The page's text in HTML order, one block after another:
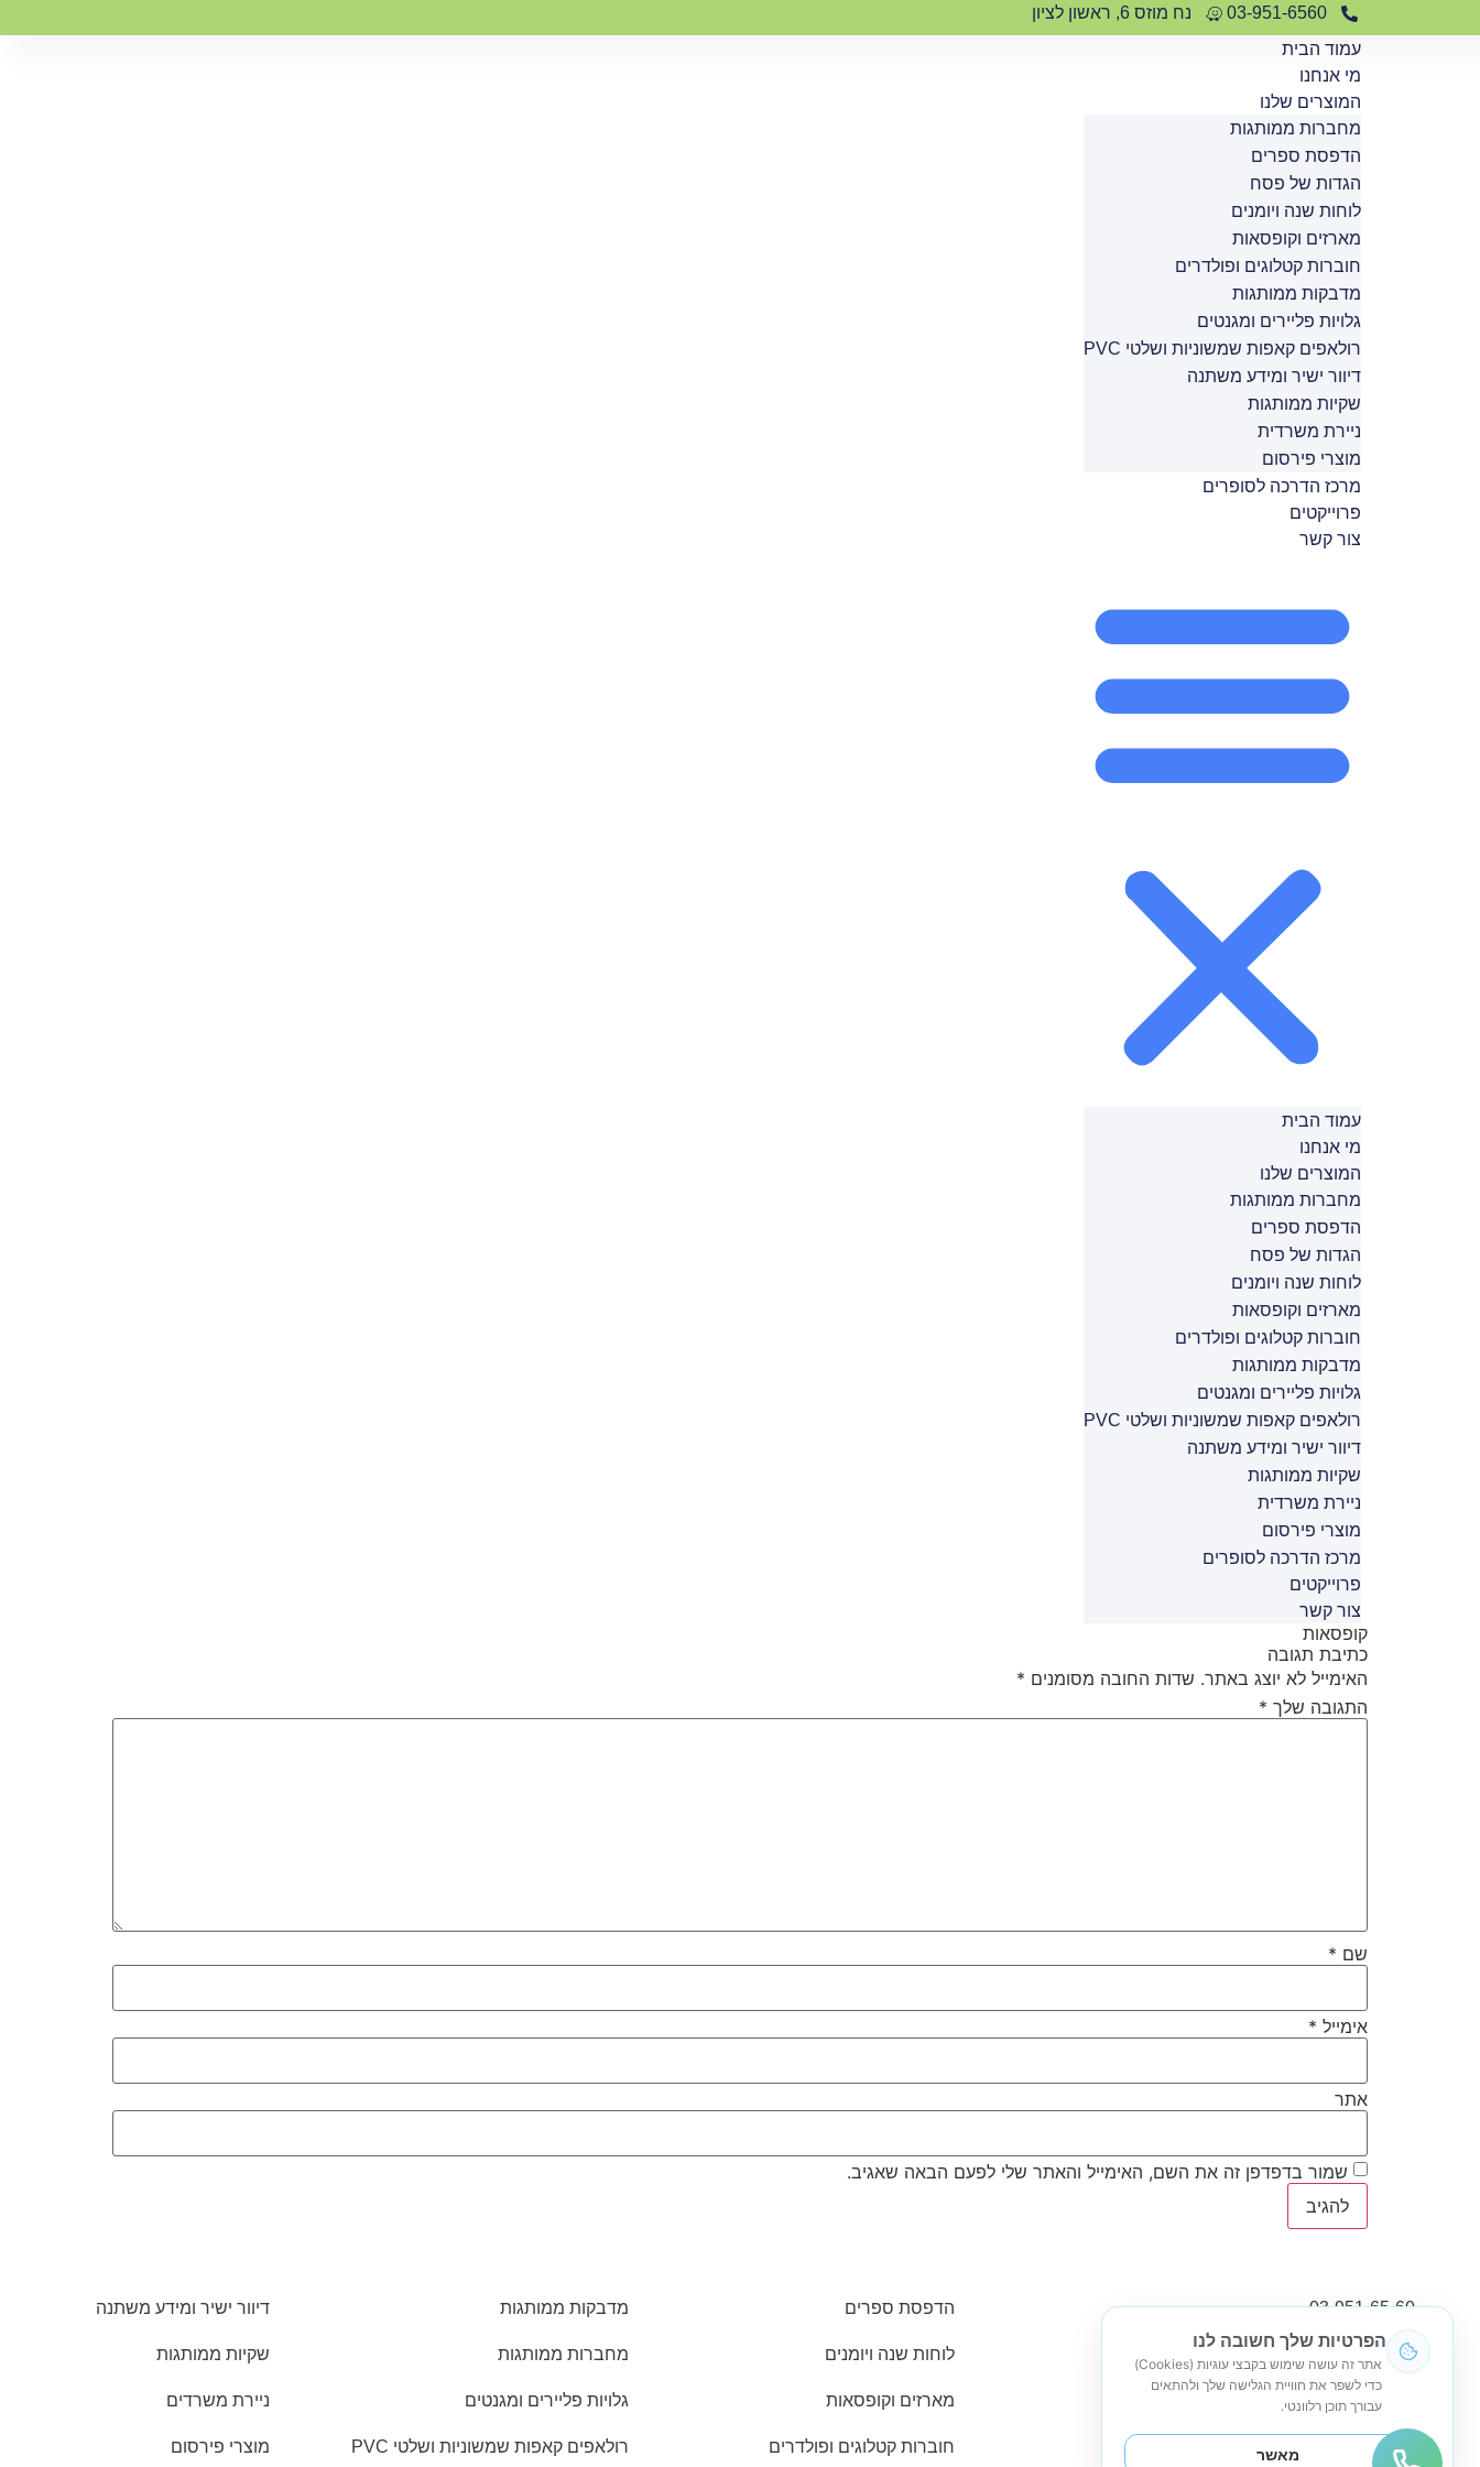
03-951-6560
נח מוזס 6, ראשון לציון
עמוד הבית
מי אנחנו
המוצרים שלנו
מחברות ממותגות
הדפסת ספרים
הגדות של פסח
לוחות שנה ויומנים
מארזים וקופסאות
חוברות קטלוגים ופולדרים
מדבקות ממותגות
גלויות פליירים ומגנטים
רולאפים קאפות שמשוניות ושלטי PVC
דיוור ישיר ומידע משתנה
שקיות ממותגות
ניירת משרדית
מוצרי פירסום
מרכז הדרכה לסופרים
פרוייקטים
צור קשר
עמוד הבית
מי אנחנו
המוצרים שלנו
מחברות ממותגות
הדפסת ספרים
הגדות של פסח
לוחות שנה ויומנים
מארזים וקופסאות
חוברות קטלוגים ופולדרים
מדבקות ממותגות
גלויות פליירים ומגנטים
רולאפים קאפות שמשוניות ושלטי PVC
דיוור ישיר ומידע משתנה
שקיות ממותגות
ניירת משרדית
מוצרי פירסום
מרכז הדרכה לסופרים
פרוייקטים
צור קשר
קופסאות
כתיבת תגובה
האימייל לא יוצג באתר. שדות החובה מסומנים *
התגובה שלך *
שם *
אימייל *
אתר
שמור בדפדפן זה את השם, האימייל והאתר שלי לפעם הבאה שאגיב.
03-951-65-60
info@grafili.co.il
א'-ה': 08:00-17:00
הדפסת ספרים
לוחות שנה ויומנים
מארזים וקופסאות
חוברות קטלוגים ופולדרים
מדבקות ממותגות
מחברות ממותגות
גלויות פליירים ומגנטים
רולאפים קאפות שמשוניות ושלטי PVC
דיוור ישיר ומידע משתנה
שקיות ממותגות
ניירת משרדים
מוצרי פירסום
הפרטיות שלך חשובה לנו
אתר זה עושה שימוש בקבצי עוגיות (Cookies)
כדי לשפר את חוויית הגלישה שלך ולהתאים
עבורך תוכן רלוונטי.
מאשר